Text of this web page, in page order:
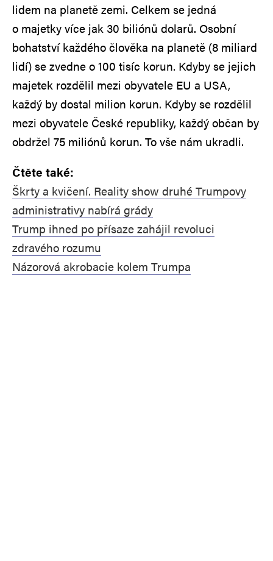
lidem na planetě zemi. Celkem se jedná
o majetky více jak 30 biliónů dolarů. Osobní
bohatství každého člověka na planetě (8 miliard
lidí) se zvedne o 100 tisíc korun. Kdyby se jejich
majetek rozdělil mezi obyvatele EU a USA,
každý by dostal milion korun. Kdyby se rozdělil
mezi obyvatele České republiky, každý občan by
obdržel 75 miliónů korun. To vše nám ukradli.
Čtěte také:
Škrty a kvičení. Reality show druhé Trumpovy
administrativy nabírá grády
Trump ihned po přísaze zahájil revoluci
zdravého rozumu
Názorová akrobacie kolem Trumpa